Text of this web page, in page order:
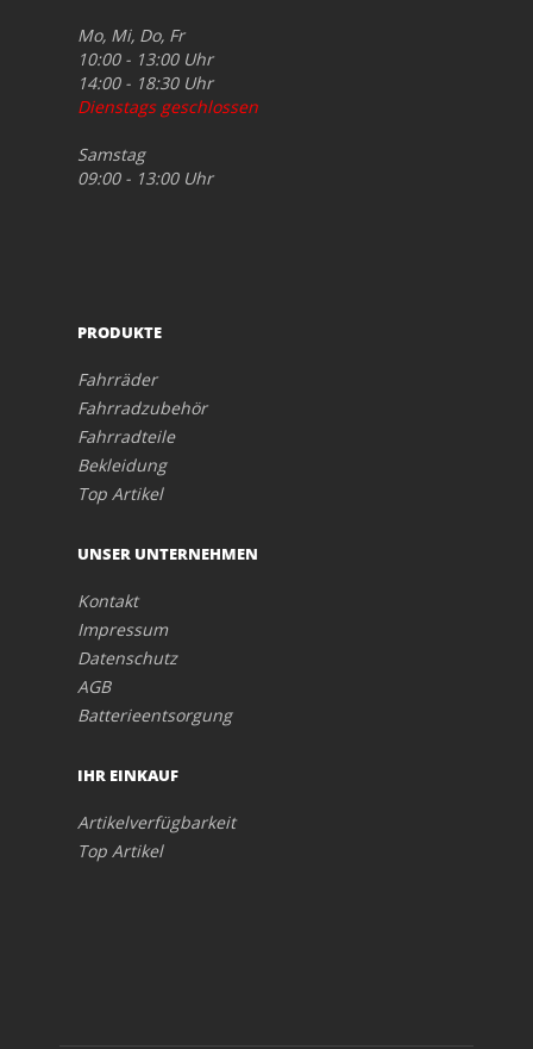
Mo, Mi, Do, Fr
10:00 - 13:00 Uhr
14:00 - 18:30 Uhr
Dienstags geschlossen
Samstag
09:00 - 13:00 Uhr
PRODUKTE
Fahrräder
Fahrradzubehör
Fahrradteile
Bekleidung
Top Artikel
UNSER UNTERNEHMEN
Kontakt
Impressum
Datenschutz
AGB
Batterieentsorgung
IHR EINKAUF
Artikelverfügbarkeit
Top Artikel